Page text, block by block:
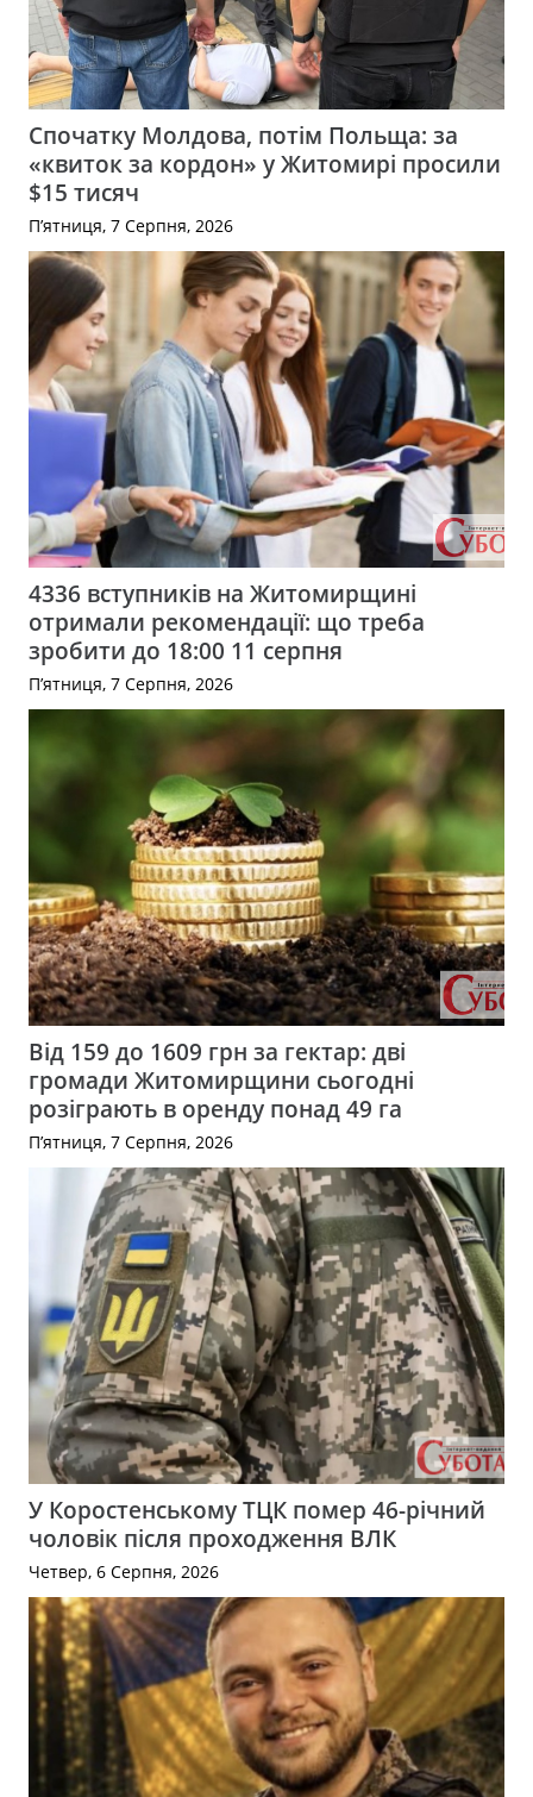
Спочатку Молдова, потім Польща: за
«квиток за кордон» у Житомирі просили
$15 тисяч
П’ятниця, 7 Серпня, 2026
4336 вступників на Житомирщині
отримали рекомендації: що треба
зробити до 18:00 11 серпня
П’ятниця, 7 Серпня, 2026
Від 159 до 1609 грн за гектар: дві
громади Житомирщини сьогодні
розіграють в оренду понад 49 га
П’ятниця, 7 Серпня, 2026
У Коростенському ТЦК помер 46-річний
чоловік після проходження ВЛК
Четвер, 6 Серпня, 2026